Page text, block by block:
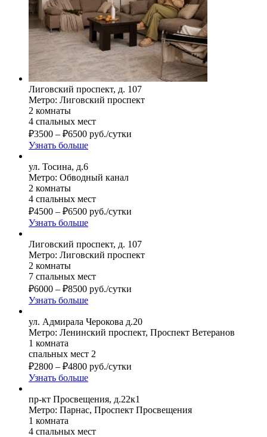
Лиговский проспект, д. 107
Метро: Лиговский проспект
2 комнаты
4 спальных мест
₽3500 – ₽6500 руб./сутки
Узнать больше
ул. Тосина, д.6
Метро: Обводный канал
2 комнаты
4 спальных мест
₽4500 – ₽6500 руб./сутки
Узнать больше
Лиговский проспект, д. 107
Метро: Лиговский проспект
2 комнаты
7 спальных мест
₽6000 – ₽8500 руб./сутки
Узнать больше
ул. Адмирала Черокова д.20
Метро: Ленинский проспект, Проспект Ветеранов
1 комната
спальных мест 2
₽2800 – ₽4800 руб./сутки
Узнать больше
пр-кт Просвещения, д.22к1
Метро: Парнас, Проспект Просвещения
1 комната
4 спальных мест